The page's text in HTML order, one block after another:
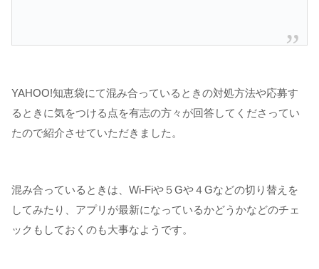
YAHOO!知恵袋にて混み合っているときの対処方法や応募す
るときに気をつける点を有志の方々が回答してくださってい
たので紹介させていただきました。
混み合っているときは、Wi-Fiや５Gや４Gなどの切り替えを
してみたり、アプリが最新になっているかどうかなどのチェ
ックもしておくのも大事なようです。